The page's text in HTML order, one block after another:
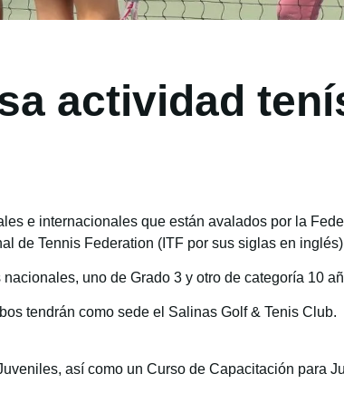
actividad
e internacionales que están avalados por la
de Tennis Federation (ITF por sus siglas en
uno de Grado 3 y otro de categoría 10
tendrán como sede el Salinas Golf & Tenis
así como un Curso de Capacitación para